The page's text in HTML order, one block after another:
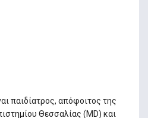
παιδίατρος, απόφοιτος της
Θεσσαλίας (MD) και